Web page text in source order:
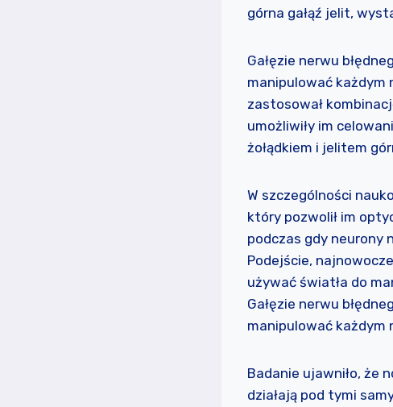
górna gałąź jelit,
Gałęzie nerwu
manipulować każdym
zastosował
umożliwiły im
żołądkiem i jelitem
W szczególności
który pozwolił im
podczas gdy neurony
Podejście,
używać światła do
Gałęzie nerwu
manipulować każdym
Badanie ujawniło, że
działają pod tymi